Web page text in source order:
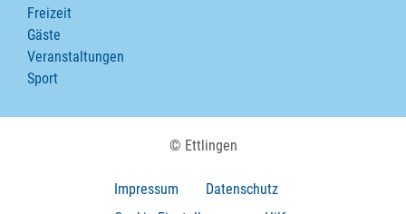
Freizeit
Gäste
Veranstaltungen
Sport
© Ettlingen
Impressum
Datenschutz